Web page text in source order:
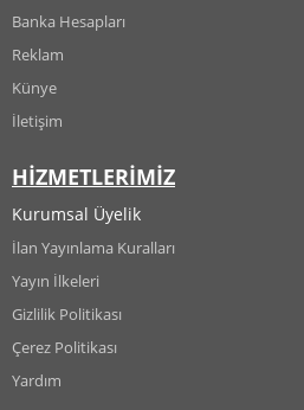
Banka Hesapları
Reklam
Künye
İletişim
HİZMETLERİMİZ
Kurumsal Üyelik
İlan Yayınlama Kuralları
Yayın İlkeleri
Gizlilik Politikası
Çerez Politikası
Yardım